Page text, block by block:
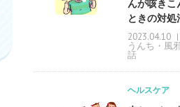
んが咳きこ
ときの対処
2023.04.10
うんち・風
話
ヘルスケア